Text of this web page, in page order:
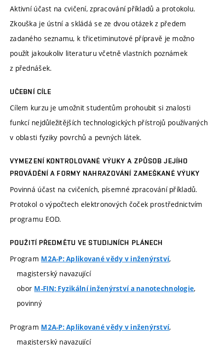
Aktivní účast na cvičení, zpracování příkladů a protokolu.
Zkouška je ústní a skládá se ze dvou otázek z předem
zadaného seznamu, k třicetiminutové přípravě je možno
použít jakoukoliv literaturu včetně vlastních poznámek
z přednášek.
UČEBNÍ CÍLE
Cílem kurzu je umožnit studentům prohoubit si znalosti
funkcí nejdůležitějších technologických přístrojů používaných
v oblasti fyziky povrchů a pevných látek.
VYMEZENÍ KONTROLOVANÉ VÝUKY A ZPŮSOB JEJÍHO
PROVÁDĚNÍ A FORMY NAHRAZOVÁNÍ ZAMEŠKANÉ VÝUKY
Povinná účast na cvičeních, písemné zpracování příkladů.
Protokol o výpočtech elektronových čoček prostřednictvím
programu EOD.
POUŽITÍ PŘEDMĚTU VE STUDIJNÍCH PLÁNECH
Program M2A-P: Aplikované vědy v inženýrství,
magisterský navazující
obor M-FIN: Fyzikální inženýrství a nanotechnologie,
povinný
Program M2A-P: Aplikované vědy v inženýrství,
magisterský navazující